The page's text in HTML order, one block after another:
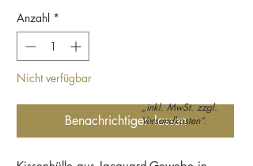
Anzahl *
Nicht verfügbar
Benachrichtigen lassen
„inkl. MwSt. zzgl.
Versandkosten“.